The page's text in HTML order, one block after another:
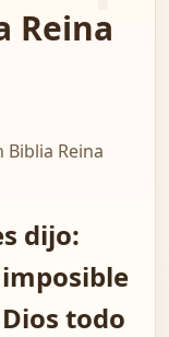
Reina
Reina
dijo:
todo